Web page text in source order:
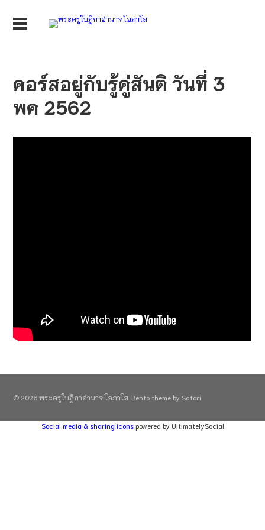
คอร์สอยู่กับรู้คู่สันติ วันที่ 3
พค 2562
© 2026 พระครูใบฎีกาอำนาจ โอภาโส. Bento theme by Satori
Social media & sharing icons powered by UltimatelySocial